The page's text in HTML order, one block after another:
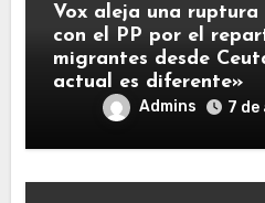
Vox aleja una ruptura
con el PP por el
migrantes desde
actual es diferente»
Admins 7